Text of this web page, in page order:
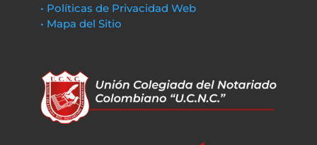
• Políticas de Privacidad Web
• Mapa del Sitio